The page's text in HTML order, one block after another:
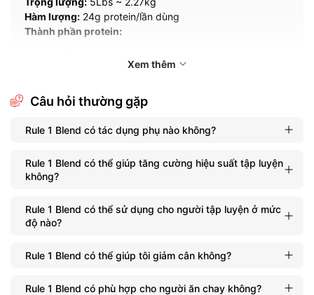
Hàm lượng: 24g protein/lần dùng
Thành phần protein:
Amino Acids:5.5g BCAAs + 4g Glutamine
Thương hiệu:Rule 1
Xem thêm
Câu hỏi thường gặp
Rule 1 Blend có tác dụng phụ nào không?
Rule 1 Blend có thể giúp tăng cường hiệu suất tập luyện
không?
Rule 1 Blend có thể sử dụng cho người tập luyện ở mức
độ nào?
Rule 1 Blend có thể giúp tôi giảm cân không?
Rule 1 Blend có phù hợp cho người ăn chay không?